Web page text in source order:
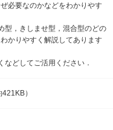
必要なのかなどをわかりやす
型，きしませ型，混合型のどの
かりやすく解説してあります
どしてご活用ください．
）